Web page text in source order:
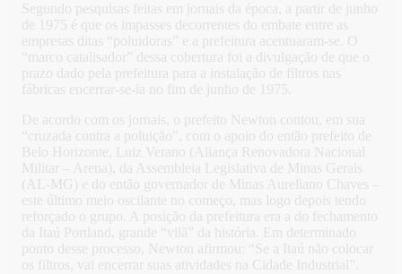
Segundo pesquisas feitas em jornais da época, a partir de junho
de 1975 é que os impasses decorrentes do embate entre as
empresas ditas “poluidoras” e a prefeitura acentuaram-se. O
“marco catalisador” dessa cobertura foi a divulgação de que o
prazo dado pela prefeitura para a instalação de filtros nas
fábricas encerrar-se-ia no fim de junho de 1975.
De acordo com os jornais, o prefeito Newton contou, em sua
“cruzada contra a poluição”, com o apoio do então prefeito de
Belo Horizonte, Luiz Verano (Aliança Renovadora Nacional
Militar – Arena), da Assembleia Legislativa de Minas Gerais
(AL-MG) e do então governador de Minas Aureliano Chaves –
este último meio oscilante no começo, mas logo depois tendo
reforçado o grupo. A posição da prefeitura era a do fechamento
da Itaú Portland, grande “vilã” da história. Em determinado
ponto desse processo, Newton afirmou: “Se a Itaú não colocar
os filtros, vai encerrar suas atividades na Cidade Industrial”.